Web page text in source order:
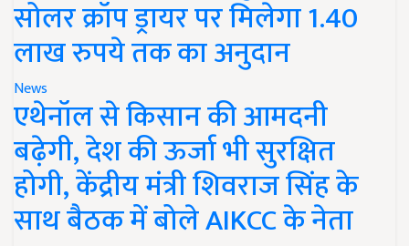
सोलर क्रॉप ड्रायर पर मिलेगा 1.40
लाख रुपये तक का अनुदान
News
एथेनॉल से किसान की आमदनी
बढ़ेगी, देश की ऊर्जा भी सुरक्षित
होगी, केंद्रीय मंत्री शिवराज सिंह के
साथ बैठक में बोले AIKCC के नेता